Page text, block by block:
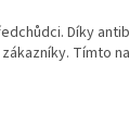
Díky
Tímto